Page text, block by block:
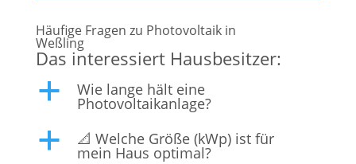
Häufige Fragen zu Photovoltaik in
Weßling
Das interessiert Hausbesitzer:
a Wie lange hält eine
Photovoltaikanlage?
a 📐 Welche Größe (kWp) ist für
mein Haus optimal?